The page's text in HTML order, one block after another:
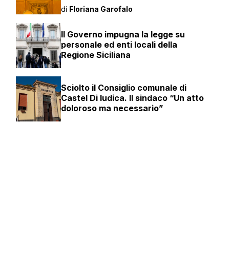
di Floriana Garofalo
Il Governo impugna la legge su
personale ed enti locali della
Regione Siciliana
Sciolto il Consiglio comunale di
Castel Di Iudica. Il sindaco “Un atto
doloroso ma necessario”